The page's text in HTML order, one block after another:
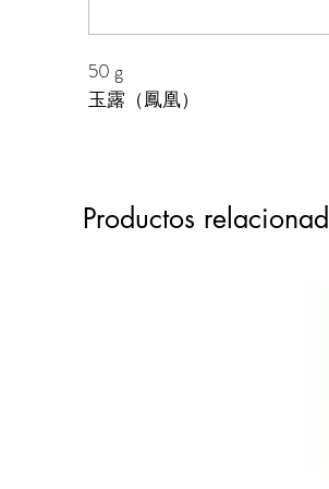
50 g
⽟露（鳳凰）
Productos